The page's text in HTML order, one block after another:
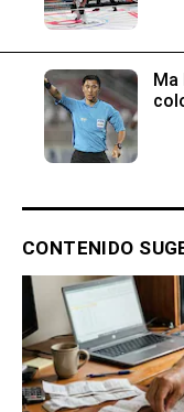
Ma
CONTENIDO